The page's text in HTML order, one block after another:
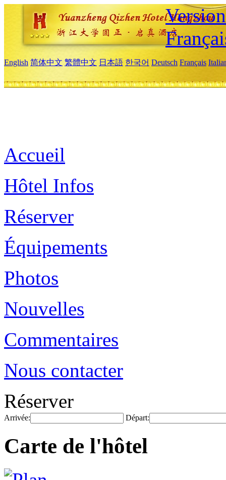
English 简体中文 繁體中文 日本語 한국어 Deutsch Français
Accueil
Hôtel Infos
Réserver
Équipements
Photos
Nouvelles
Commentaires
Nous contacter
Réserver
Arrivée: Départ:
Carte de l'hôtel